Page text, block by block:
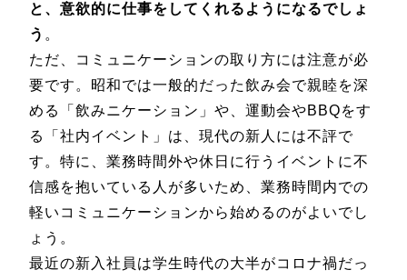
と、意欲的に仕事をしてくれるようになるでしょ
う 。
ただ、コミュニケーションの取り方には注意が必
要です。昭和では一般的だった飲み会で親睦を深
める「飲みニケーション」や、運動会やBBQをす
る「社内イベント」は、現代の新人には不評で
す。特に、業務時間外や休日に行うイベントに不
信感を抱いている人が多いため、業務時間内での
軽いコミュニケーションから始めるのがよいでし
ょう。
最近の新入社員は学生時代の大半がコロナ禍だっ